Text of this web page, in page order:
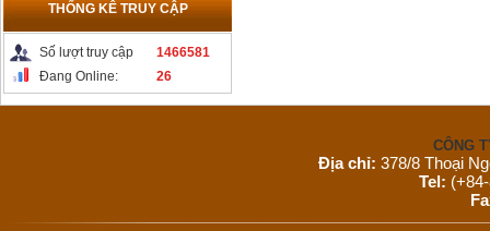
THỐNG KÊ TRUY CẬP
Số lượt truy cập
1466581
Đang Online:
26
CÔNG
Địa chỉ: 378/8 Thoại
Tel:
Email: